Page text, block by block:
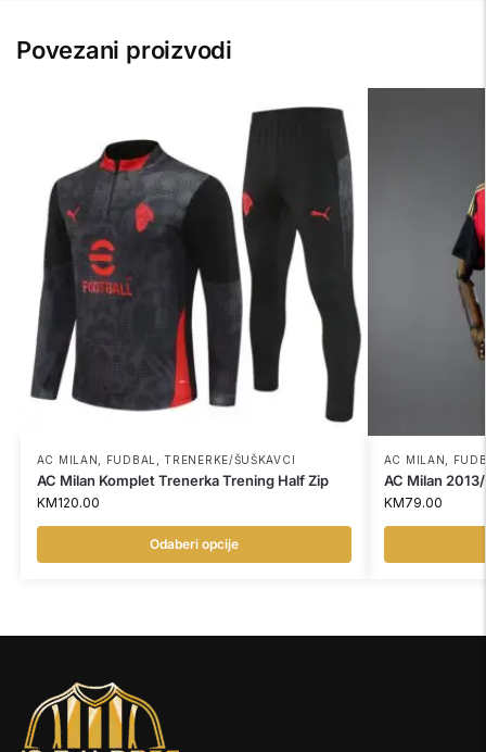
Povezani proizvodi
AC MILAN FUDBAL ,TRENERKE/ŠUŠKAVCI
AC Milan Komplet Trenerka Trening Half Zip
KM120.00
Odaberi opcije
AC MILAN
AC Milan
KM79.00